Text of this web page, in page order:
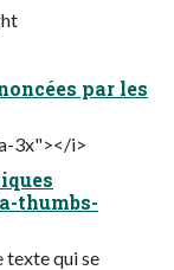
par les
3x"></i>
thumbs-
texte qui se